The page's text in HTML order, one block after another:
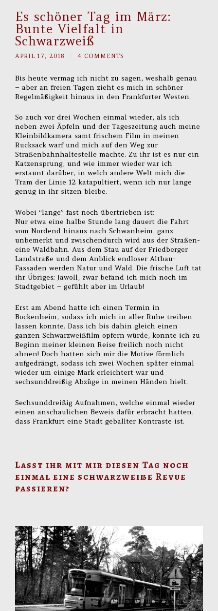
Es schöner Tag im März:
Bunte Vielfalt in
Schwarzweiß
APRIL 17, 2018 4 COMMENTS
Bis heute vermag ich nicht zu sagen, weshalb genau
– aber an freien Tagen zieht es mich in schöner
Regelmäßigkeit hinaus in den Frankfurter Westen.
So auch vor drei Wochen einmal wieder, als ich
neben zwei Äpfeln und der Tageszeitung auch meine
Kleinbildkamera samt frischem Film in meinen
Rucksack warf und mich auf den Weg zur
Straßenbahnhaltestelle machte. Zu ihr ist es nur ein
Katzensprung, und wie immer wieder war ich
erstaunt darüber, in welch andere Welt mich die
Tram der Linie 12 katapultiert, wenn ich nur lange
genug in ihr sitzen bleibe.
Wobei “lange” fast noch übertrieben ist:
Nur etwa eine halbe Stunde lang dauert die Fahrt
vom Nordend hinaus nach Schwanheim, ganz
unbemerkt und zwischendurch wird aus der Straßen-
eine Waldbahn. Aus dem Stau auf der Friedberger
Landstraße und dem Anblick endloser Altbau-
Fassaden werden Natur und Wald. Die frische Luft tat
ihr Übriges: Jawoll, zwar befand ich mich noch im
Stadtgebiet – gefühlt aber im Urlaub!
Erst am Abend hatte ich einen Termin in
Bockenheim, sodass ich mich in aller Ruhe treiben
lassen konnte. Dass ich bis dahin gleich einen
ganzen Schwarzweißfilm opfern würde, konnte ich zu
Beginn meiner kleinen Reise freilich noch nicht
ahnen! Doch hatten sich mir die Motive förmlich
aufgedrängt, sodass ich zwei Wochen später einmal
wieder um einige Mark erleichtert war und
sechsunddreißig Abzüge in meinen Händen hielt.
Sechsunddreißig Aufnahmen, welche einmal wieder
einen anschaulichen Beweis dafür erbracht hatten,
dass Frankfurt eine Stadt geballter Kontraste ist.
Lasst ihr mit mir diesen Tag noch
einmal eine schwarzweiße Revue
passieren?